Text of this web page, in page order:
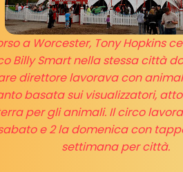
a Worcester, Tony Hopkins
Billy Smart nella stessa città
direttore lavorava con
basata sui visualizzatori,
per gli animali. Il circo
e 2 la domenica con
settimana per città.